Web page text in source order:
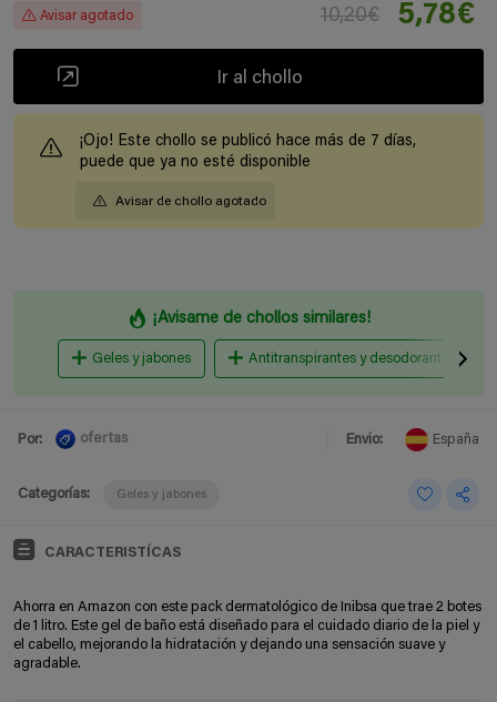
Avisar agotado 10,20€ 5,78€
Ir al chollo
¡Ojo! Este chollo se publicó hace más de 7 días,
puede que ya no esté disponible
Avisar de chollo agotado
¡Avisame de chollos similares!
Geles y jabones Antitranspirantes y desodorantes
Por: ofertas Envio: España
Categorías: Geles y jabones
CARACTERISTÍCAS
Ahorra en Amazon con este pack dermatológico de Inibsa que trae 2 botes
de 1 litro. Este gel de baño está diseñado para el cuidado diario de la piel y
el cabello, mejorando la hidratación y dejando una sensación suave y
agradable.